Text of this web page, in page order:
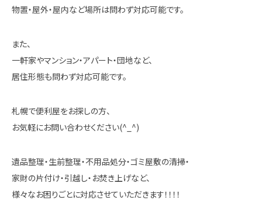
物置・屋外・屋内など場所は問わず対応可能です。
また、
一軒家やマンション・アパート・団地など、
居住形態も問わず対応可能です。
札幌で便利屋をお探しの方、
お気軽にお問い合わせください(^_^)
遺品整理・生前整理・不用品処分・ゴミ屋敷の清掃・
家財の片付け・引越し・お焚き上げなど、
様々なお困りごとに対応させていただきます！！！！